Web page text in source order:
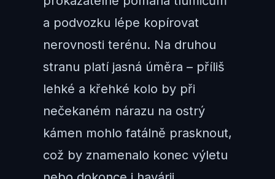
a podvozku lépe kopírovat
nerovnosti terénu. Na druhou
stranu platí jasná úměra – příliš
lehké a křehké kolo by při
nečekaném nárazu na ostrý
kámen mohlo fatálně prasknout,
což by znamenalo konec výletu